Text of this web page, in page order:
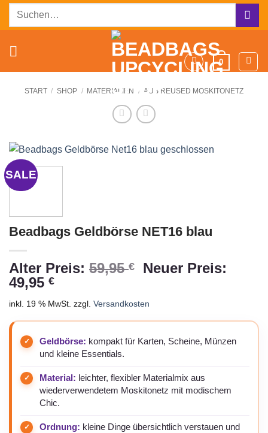
ZumSuchen
0
START / SHOP / MATERIALIEN / AUS REUSED MOSKITONETZ
SALE
Beadbags Geldbörse NET16 blau
Alter Preis: 59,95€
Ursprünglicher
59,95 €
Neuer Preis:
49,95 €Aktueller
ist:
49,95 €.
inkl. 19 % MwSt. zzgl. Versandkosten
Geldbörse: kompakt für Karten, Scheine, Münzen
und kleine Essentials.
Material: leichter, flexibler Materialmix aus
wiederverwendetem Moskitonetz mit modischem
Chic.
Ordnung: kleine Dinge übersichtlich verstauen und